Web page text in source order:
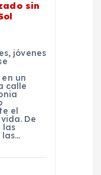
sin
jóvenes
un
calle
el
De
las